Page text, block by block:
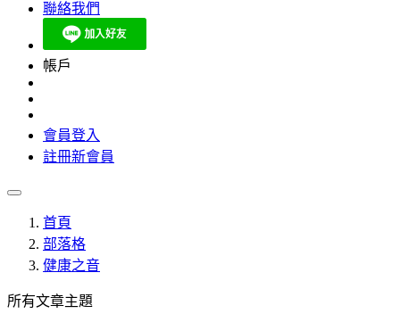
聯絡我們
帳戶
會員登入
註冊新會員
首頁
部落格
健康之音
所有文章主題